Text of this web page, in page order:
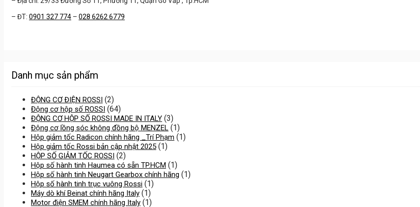
– ĐT: 0901 327 774 – 028 6262 6779
Danh mục sản phẩm
ĐỘNG CƠ ĐIỆN ROSSI (2)
Động cơ hộp số ROSSI (64)
ĐỘNG CƠ HỘP SỐ ROSSI MADE IN ITALY (3)
Động cơ lồng sóc không đồng bộ MENZEL (1)
Hộp giảm tốc Radicon chính hãng _Trí Phạm (1)
Hộp giảm tốc Rossi bản cập nhật 2025 (1)
HỘP SỐ GIẢM TỐC ROSSI (2)
Hộp số hành tinh Haumea có sẵn TP.HCM (1)
Hộp số hành tinh Neugart Gearbox chính hãng (1)
Hộp số hành tinh trục vuông Rossi (1)
Máy dò khí Beinat chính hãng Italy (1)
Motor điện SMEM chính hãng Italy (1)